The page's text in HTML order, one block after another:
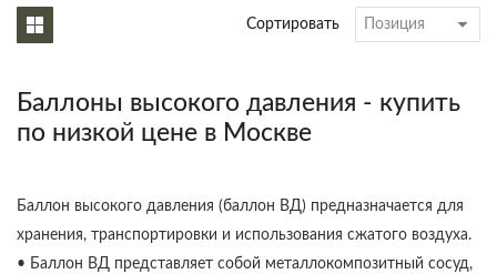
Сортировать
Баллоны высокого давления - купить
по низкой цене в Москве
Баллон высокого давления (баллон ВД) предназначается для
хранения, транспортировки и использования сжатого воздуха.
• Баллон ВД представляет собой металлокомпозитный сосуд,